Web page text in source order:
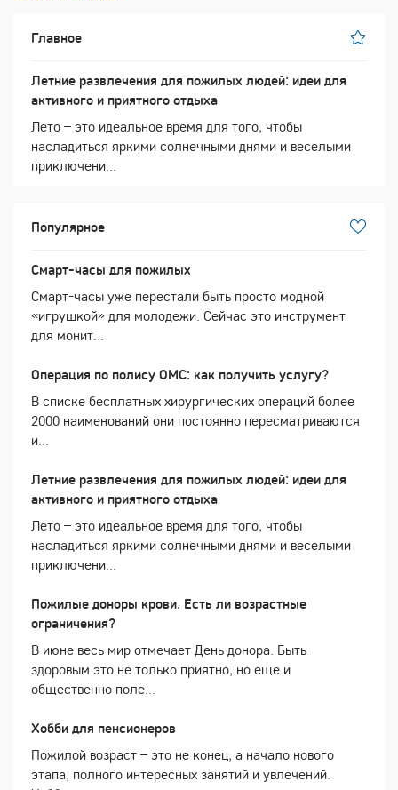
Главное
Летние развлечения для пожилых людей: идеи для
активного и приятного отдыха
Лето – это идеальное время для того, чтобы
насладиться яркими солнечными днями и веселыми
приключени...
Популярное
Смарт-часы для пожилых
Смарт-часы уже перестали быть просто модной
«игрушкой» для молодежи. Сейчас это инструмент
для монит...
Операция по полису ОМС: как получить услугу?
В списке бесплатных хирургических операций более
2000 наименований они постоянно пересматриваются
и...
Летние развлечения для пожилых людей: идеи для
активного и приятного отдыха
Лето – это идеальное время для того, чтобы
насладиться яркими солнечными днями и веселыми
приключени...
Пожилые доноры крови. Есть ли возрастные
ограничения?
В июне весь мир отмечает День донора. Быть
здоровым это не только приятно, но еще и
общественно поле...
Хобби для пенсионеров
Пожилой возраст – это не конец, а начало нового
этапа, полного интересных занятий и увлечений.